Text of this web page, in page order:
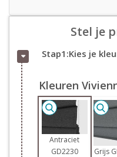
Stel je
Stap1:Kies je
Kleuren
Antraciet
GD2230
Grijs